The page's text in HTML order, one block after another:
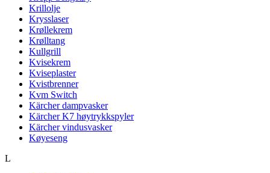
Krillolje
Krysslaser
Krøllekrem
Krølltang
Kullgrill
Kvisekrem
Kviseplaster
Kvistbrenner
Kvm Switch
Kärcher dampvasker
Kärcher K7 høytrykkspyler
Kärcher vindusvasker
Køyeseng
L